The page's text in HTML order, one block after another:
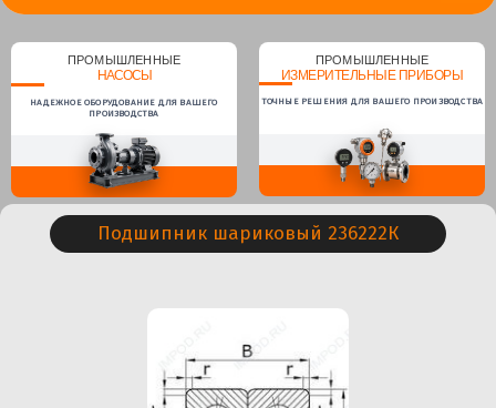
ПРОМЫШЛЕННЫЕ
НАСОСЫ
НАДЕЖНОЕ ОБОРУДОВАНИЕ ДЛЯ ВАШЕГО
ПРОИЗВОДСТВА
ПРОМЫШЛЕННЫЕ
ИЗМЕРИТЕЛЬНЫЕ ПРИБОРЫ
ТОЧНЫЕ РЕШЕНИЯ ДЛЯ ВАШЕГО ПРОИЗВОДСТВА
Подшипник шариковый 236222К